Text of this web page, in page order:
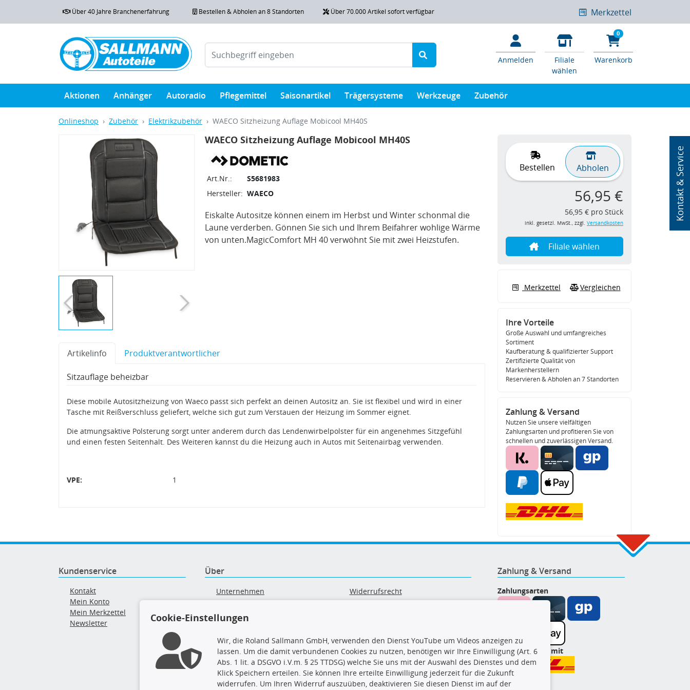
Kontakt & Service
Über 40 Jahre Branchenerfahrung Bestellen & Abholen an 8 Standorten Über 70.000 Artikel sofort verfügbar Merkzettel
Anmelden
Filiale
wählen
0
Warenkorb
Aktionen Anhänger Autoradio Pflegemittel Saisonartikel Trägersysteme Werkzeuge Zubehör
Onlineshop Zubehör Elektrikzubehör WAECO Sitzheizung Auflage Mobicool MH40S
WAECO Sitzheizung Auflage Mobicool MH40S
Art.Nr.:
S5681983
Hersteller: WAECO
Eiskalte Autositze können einem im Herbst und Winter schonmal die
Laune verderben. Gönnen Sie sich und Ihrem Beifahrer wohlige Wärme
von unten.MagicComfort MH 40 verwöhnt Sie mit zwei Heizstufen.
Artikelinfo Produktverantwortlicher
Sitzauflage beheizbar
Diese mobile Autositzheizung von Waeco passt sich perfekt an deinen Autositz an. Sie ist flexibel und wird in einer
Tasche mit Reißverschluss geliefert, welche sich gut zum Verstauen der Heizung im Sommer eignet.
Die atmungsaktive Polsterung sorgt unter anderem durch das Lendenwirbelpolster für ein angenehmes Sitzgefühl
und einen festen Seitenhalt. Des Weiteren kannst du die Heizung auch in Autos mit Seitenairbag verwenden.
VPE: 1
Bestellen Abholen
56,95 €
56,95 € pro Stück
inkl. gesetzl. MwSt., zzgl. Versandkosten
Filiale wählen
Merkzettel Vergleichen
Ihre Vorteile
Große Auswahl und umfangreiches
Sortiment
Kaufberatung & qualifizierter Support
Zertifizierte Qualität von
Markenherstellern
Reservieren & Abholen an 7 Standorten
Zahlung & Versand
Nutzen Sie unsere vielfältigen
Zahlungsarten und profitieren Sie von
schnellen und zuverlässigen Versand.
Kundenservice
Kontakt
Mein Konto
Mein Merkzettel
Newsletter
Über
Unternehmen
AGB
Versand & Zahlung
Altgeräte-/ Batterieentsorgung
Widerrufsrecht
Widerrufsformular
Barrierefreiheitserklärung
Zahlung & Versand
Zahlungsarten
Wir versenden mit
Cookie-Einstellungen
Wir, die Roland Sallmann GmbH, verwenden den Dienst YouTube um Videos anzeigen zu
lassen. Um die damit verbundenen Cookies zu nutzen, benötigen wir Ihre Einwilligung (Art. 6
Abs. 1 lit. a DSGVO i.V.m. § 25 TTDSG) welche Sie uns mit der Auswahl des Dienstes und dem
Klick Speichern erteilen. Sie können Ihre erteilte Einwilligung jederzeit für die Zukunft
widerrufen. Um Ihren Widerruf auszuüben, deaktivieren Sie diesen Dienst im auf der